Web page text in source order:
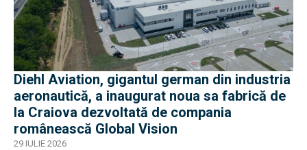
Diehl Aviation, gigantul german din industria
aeronautică, a inaugurat noua sa fabrică de
la Craiova dezvoltată de compania
românească Global Vision
29 IULIE 2026